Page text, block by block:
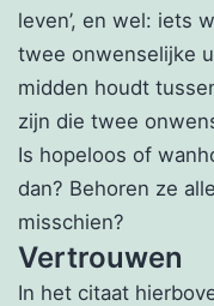
leven’, en wel: iets
twee onwenselijke
midden houdt
zijn die twee
Is hopeloos of
dan? Behoren ze
misschien?
Vertrouwen
In het citaat